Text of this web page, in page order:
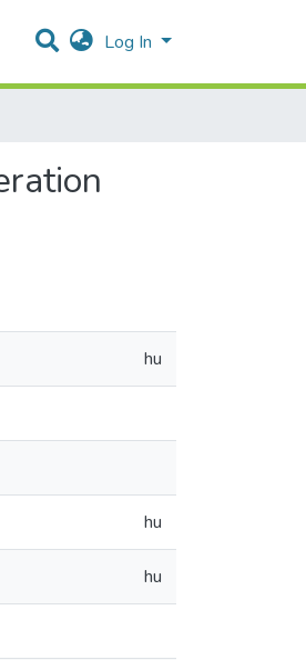
Log In
hu
hu
hu